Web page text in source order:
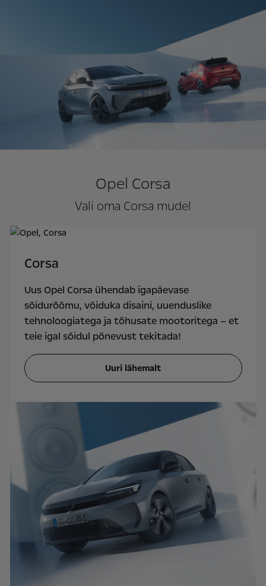
Opel Corsa
Vali oma Corsa mudel
Corsa
Uus Opel Corsa ühendab igapäevase
sõidurõõmu, võiduka disaini, uuenduslike
tehnoloogiatega ja tõhusate mootoritega – et
teie igal sõidul põnevust tekitada!
Uuri lähemalt